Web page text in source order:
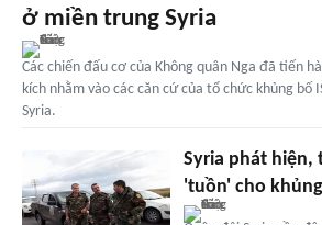
ở miền trung Syria
Các chiến đấu cơ của Không quân Nga đã tiến
kích nhằm vào các căn cứ của tổ chức khủng bố
Syria.
Syria phát hiện,
'tuồn' cho